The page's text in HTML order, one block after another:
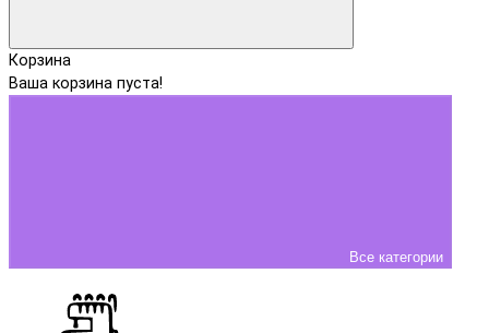
Корзина
Ваша корзина пуста!
Все категории